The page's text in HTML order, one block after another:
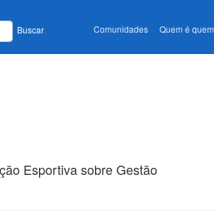
Buscar Comunidades Quem é quem
Esportiva sobre Gestão